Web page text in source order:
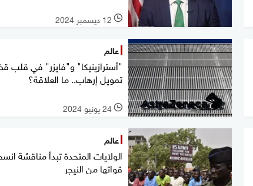
l 12 ديسمبر 2024
عالم
"أسترازينيكا" و"فايزر" في قلب
تمويل إرهاب.. ما العلاقة؟
l 24 يونيو 2024
عالم
الولايات المتحدة تبدأ مناقشة
قواتها من النيجر